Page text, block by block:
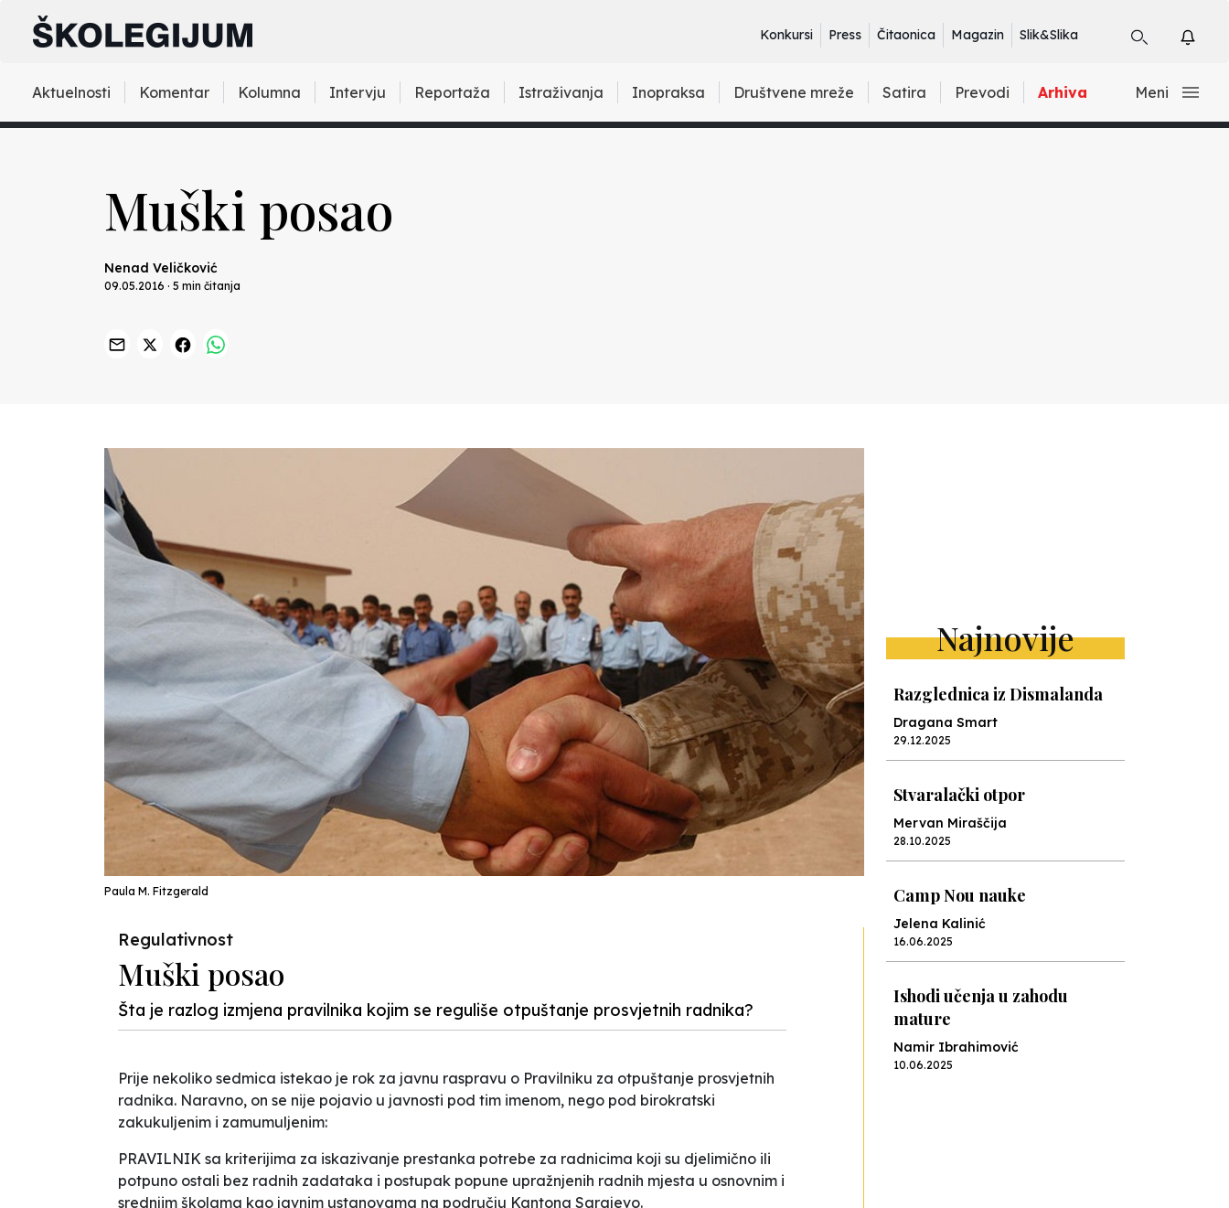
Konkursi Press Čitaonica Magazin Slik&Slika
Aktuelnosti Komentar Kolumna Intervju Reportaža Istraživanja Inopraksa Društvene mreže Satira Prevodi Arhiva Meni
Muški posao
Nenad Veličković
09.05.2016 · 5 min čitanja
Paula M. Fitzgerald
Regulativnost
Muški posao
Šta je razlog izmjena pravilnika kojim se reguliše otpuštanje prosvjetnih radnika?
Prije nekoliko sedmica istekao je rok za javnu raspravu o Pravilniku za otpuštanje prosvjetnih
radnika. Naravno, on se nije pojavio u javnosti pod tim imenom, nego pod birokratski
zakukuljenim i zamumuljenim:
PRAVILNIK sa kriterijima za iskazivanje prestanka potrebe za radnicima koji su djelimično ili
potpuno ostali bez radnih zadataka i postupak popune upražnjenih radnih mjesta u osnovnim i
srednjim školama kao javnim ustanovama na području Kantona Sarajevo.
Najnovije
Razglednica iz Dismalanda
Dragana Smart
29.12.2025
Stvaralački otpor
Mervan Miraščija
28.10.2025
Camp Nou nauke
Jelena Kalinić
16.06.2025
Ishodi učenja u zahodu
mature
Namir Ibrahimović
10.06.2025